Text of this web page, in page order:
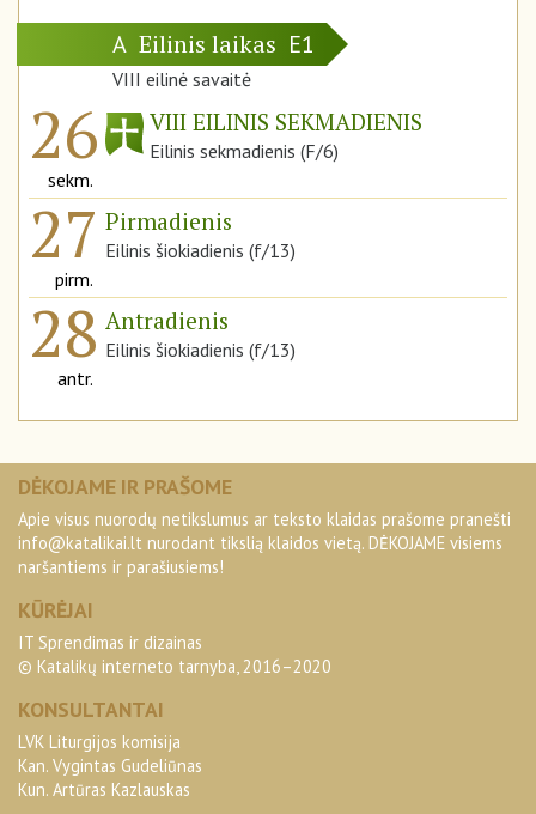
A Eilinis laikas E1
VIII eilinė savaitė
26
sekm.
VIII EILINIS SEKMADIENIS
Eilinis sekmadienis (F/6)
27
pirm.
Pirmadienis
Eilinis šiokiadienis (f/13)
28
antr.
Antradienis
Eilinis šiokiadienis (f/13)
DĖKOJAME IR PRAŠOME
Apie visus nuorodų netikslumus ar teksto klaidas prašome pranešti
info@katalikai.lt nurodant tikslią klaidos vietą. DĖKOJAME visiems
naršantiems ir parašiusiems!
KŪRĖJAI
IT Sprendimas ir dizainas
© Katalikų interneto tarnyba, 2016–2020
KONSULTANTAI
LVK Liturgijos komisija
Kan. Vygintas Gudeliūnas
Kun. Artūras Kazlauskas